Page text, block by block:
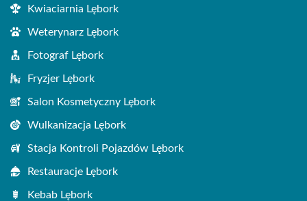
Kwiaciarnia Lębork
Weterynarz Lębork
Fotograf Lębork
Fryzjer Lębork
Salon Kosmetyczny Lębork
Wulkanizacja Lębork
Stacja Kontroli Pojazdów Lębork
Restauracje Lębork
Kebab Lębork